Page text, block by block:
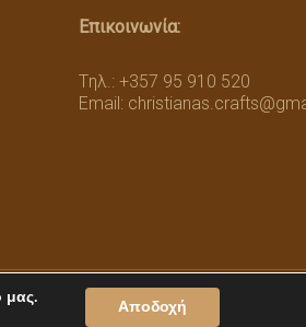
Επικοινωνία:
Tηλ.: +357 95 910 520
Email:
μας.
Αποδοχή